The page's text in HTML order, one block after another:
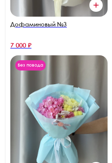
Дофаминовый №3
7 000 ₽
Без повода